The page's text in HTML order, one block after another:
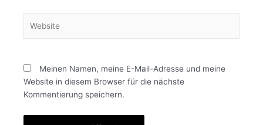
Meinen Namen, meine E-Mail-Adresse und meine
Website in diesem Browser für die nächste
Kommentierung speichern.